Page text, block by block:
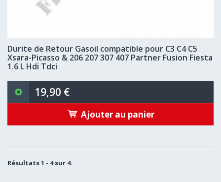
Durite de Retour Gasoil compatible pour C3 C4 C5
Xsara-Picasso & 206 207 307 407 Partner Fusion Fiesta
1.6 L Hdi Tdci
19,90 €
Ajouter au panier
Résultats 1 - 4 sur 4.